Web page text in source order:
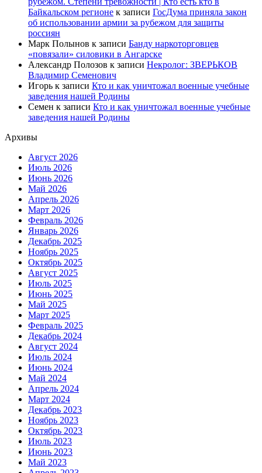
Байкальском регионе к записи ГосДума приняла закон
об использовании армии за рубежом для защиты
россиян
Марк Полынов к записи Банду наркоторговцев
«повязали» силовики в Ангарске
Александр Полозов к записи Некролог: ЗВЕРЬКОВ
Владимир Семенович
Игорь к записи Кто и как уничтожал военные учебные
заведения нашей Родины
Семен к записи Кто и как уничтожал военные учебные
заведения нашей Родины
Архивы
Август 2026
Июль 2026
Июнь 2026
Май 2026
Апрель 2026
Март 2026
Февраль 2026
Январь 2026
Декабрь 2025
Ноябрь 2025
Октябрь 2025
Август 2025
Июль 2025
Июнь 2025
Май 2025
Март 2025
Февраль 2025
Декабрь 2024
Август 2024
Июль 2024
Июнь 2024
Май 2024
Апрель 2024
Март 2024
Декабрь 2023
Ноябрь 2023
Октябрь 2023
Июль 2023
Июнь 2023
Май 2023